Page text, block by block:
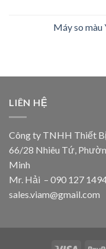
Máy so màu
LIÊN HỆ
Công ty TNHH Thiết
66/28 Nhiêu Tứ,
Minh
Mr. Hải – 090 127
sales.viam@gmail.com